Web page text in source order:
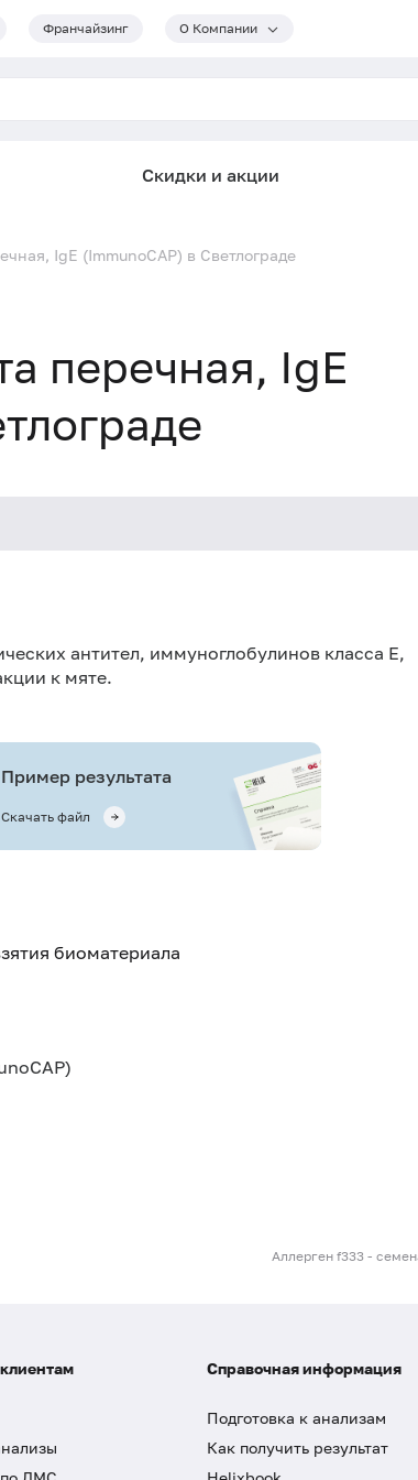
Франчайзинг О Компании
Скидки и акции
IgE (ImmunoCAP) в Светлограде
перечная, IgE
антител, иммуноглобулинов класса E,
к мяте.
Пример результата
Скачать файл
биоматериала
Справочная информация
Подготовка к анализам
Как получить результат